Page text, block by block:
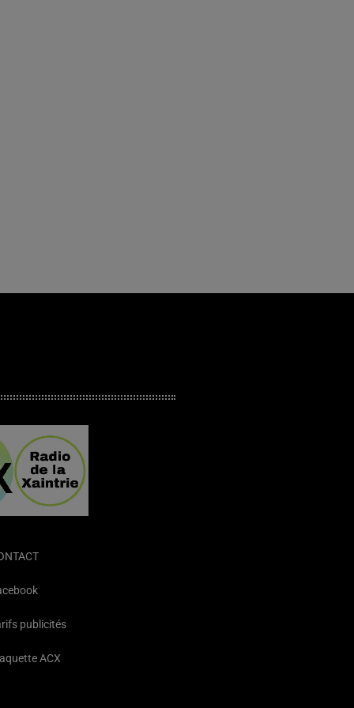
publicités
ACX